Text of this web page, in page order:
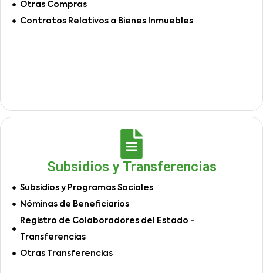
Otras Compras
Contratos Relativos a Bienes Inmuebles
Subsidios y Transferencias
Subsidios y Programas Sociales
Nóminas de Beneficiarios
Registro de Colaboradores del Estado -
Transferencias
Otras Transferencias